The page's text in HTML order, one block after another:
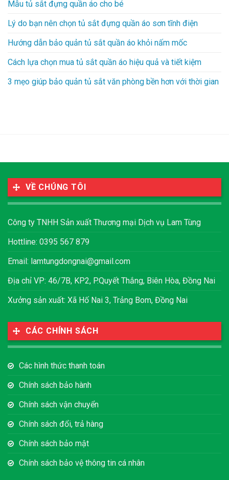
Mẫu tủ sắt đựng quần áo cho bé
Lý do bạn nên chọn tủ sắt đựng quần áo sơn tĩnh điện
Hướng dẫn bảo quản tủ sắt quần áo khỏi nấm mốc
Cách lựa chọn mua tủ sắt quần áo hiệu quả và tiết kiệm
3 mẹo giúp bảo quản tủ sắt văn phòng bền hơn với thời gian
VỀ CHÚNG TÔI
Công ty TNHH Sản xuất Thương mại Dịch vụ Lam Tùng
Hottline: 0395 567 879
Email: lamtungdongnai@gmail.com
Địa chỉ VP: 46/7B, KP2, P.Quyết Thắng, Biên Hòa, Đồng Nai
Xưởng sản xuất: Xã Hố Nai 3, Trảng Bom, Đồng Nai
CÁC CHÍNH SÁCH
Các hình thức thanh toán
Chính sách bảo hành
Chính sách vận chuyển
Chính sách đổi, trả hàng
Chính sách bảo mật
Chính sách bảo vệ thông tin cá nhân